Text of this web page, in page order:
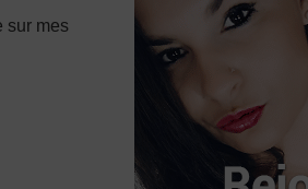
sur mes